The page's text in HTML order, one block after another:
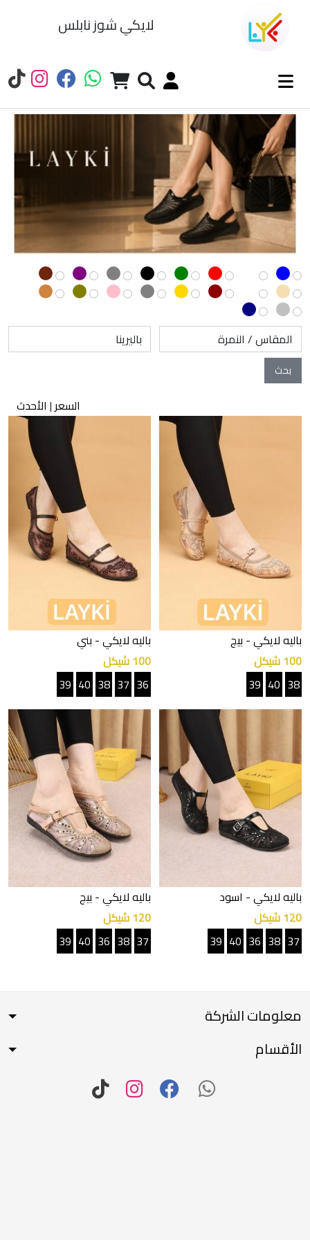
لايكي شوز نابلس
السعر| الأحدث
باليه لايكي- بيج
100 شيكل
38
40
39
باليه لايكي- بني
100 شيكل
36
37
38
40
39
باليه لايكي- اسود
120 شيكل
37
38
36
40
39
باليه لايكي- بيج
120 شيكل
37
38
36
40
39
معلومات الشركة
الأقسام